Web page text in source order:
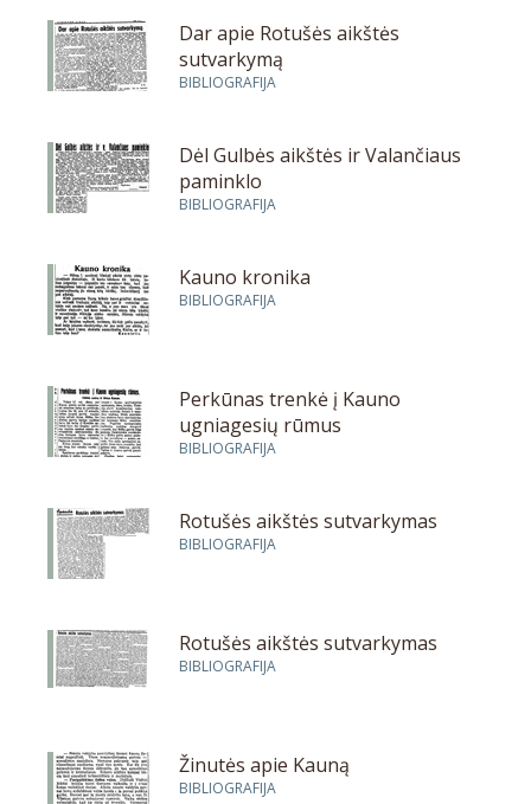
Dar apie Rotušės aikštės
sutvarkymą
BIBLIOGRAFIJA
Dėl Gulbės aikštės ir Valančiaus
paminklo
BIBLIOGRAFIJA
Kauno kronika
BIBLIOGRAFIJA
Perkūnas trenkė į Kauno
ugniagesių rūmus
BIBLIOGRAFIJA
Rotušės aikštės sutvarkymas
BIBLIOGRAFIJA
Rotušės aikštės sutvarkymas
BIBLIOGRAFIJA
Žinutės apie Kauną
BIBLIOGRAFIJA